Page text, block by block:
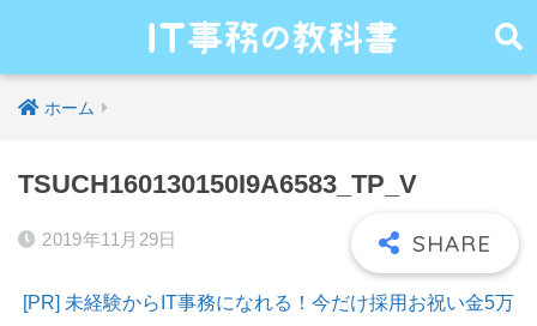
ホーム
TSUCH160130150I9A6583_TP_V
2019年11月29日
[PR] 未経験からIT事務になれる！今だけ採用お祝い金5万